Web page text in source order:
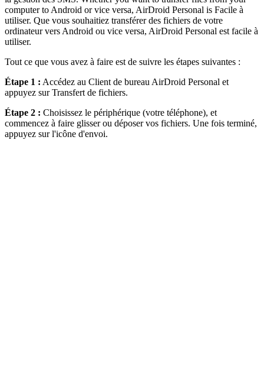
computer to Android or vice versa, AirDroid Personal is Facile à
utiliser. Que vous souhaitiez transférer des fichiers de votre
ordinateur vers Android ou vice versa, AirDroid Personal est facile à
utiliser.
Tout ce que vous avez à faire est de suivre les étapes suivantes :
Étape 1 : Accédez au Client de bureau AirDroid Personal et
appuyez sur Transfert de fichiers.
Étape 2 : Choisissez le périphérique (votre téléphone), et
commencez à faire glisser ou déposer vos fichiers. Une fois terminé,
appuyez sur l'icône d'envoi.